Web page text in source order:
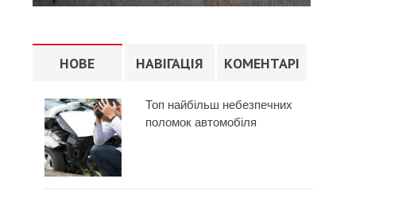
НОВЕ НАВІГАЦІЯ КОМЕНТАРІ
Топ найбільш небезпечних
поломок автомобіля